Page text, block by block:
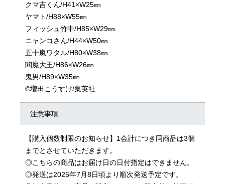
クマ吉くん/H41×W25㎜
ヤマト/H88×W55㎜
フィッシュ竹中/H85×W29㎜
ニャンコさん/H44×W50㎜
五十嵐ワタル/H80×W38㎜
閻魔大王/H86×W26㎜
鬼男/H89×W35㎜
©増田こうすけ/集英社
注意事項
【購入個数制限のお知らせ】1会計につき同商品は3個
までとさせていただきます。
◎こちらの商品はお届け日の日付指定はできません。
◎発送は2025年7月8日頃より順次発送予定です。